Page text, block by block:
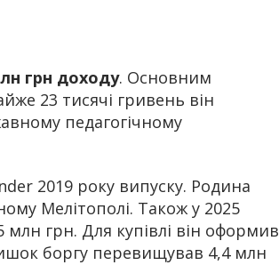
грн доходу. Основним
23 тисячі гривень він
педагогічному
2019 року випуску. Родина
Мелітополі. Також у 2025
грн. Для купівлі він оформив
боргу перевищував 4,4 млн